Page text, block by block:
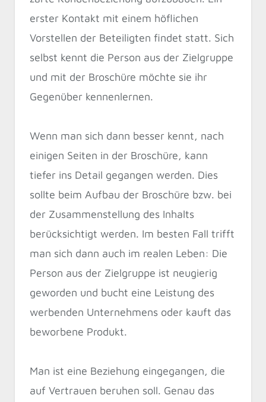
erster Kontakt mit einem höflichen
Vorstellen der Beteiligten findet statt. Sich
selbst kennt die Person aus der Zielgruppe
und mit der Broschüre möchte sie ihr
Gegenüber kennenlernen.
Wenn man sich dann besser kennt, nach
einigen Seiten in der Broschüre, kann
tiefer ins Detail gegangen werden. Dies
sollte beim Aufbau der Broschüre bzw. bei
der Zusammenstellung des Inhalts
berücksichtigt werden. Im besten Fall trifft
man sich dann auch im realen Leben: Die
Person aus der Zielgruppe ist neugierig
geworden und bucht eine Leistung des
werbenden Unternehmens oder kauft das
beworbene Produkt.
Man ist eine Beziehung eingegangen, die
auf Vertrauen beruhen soll. Genau das